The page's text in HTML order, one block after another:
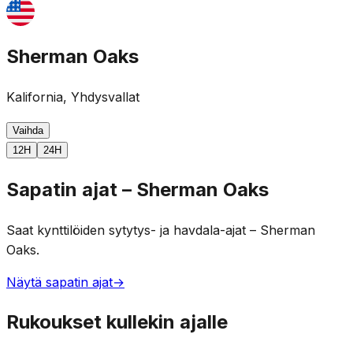
Sherman Oaks
Kalifornia, Yhdysvallat
Vaihda
12H
24H
Sapatin ajat – Sherman Oaks
Saat kynttilöiden sytytys- ja havdala-ajat – Sherman
Oaks.
Näytä sapatin ajat→
Rukoukset kullekin ajalle